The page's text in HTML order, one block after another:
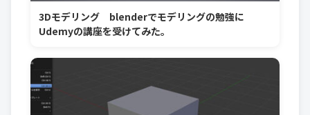
3Dモデリング blenderでモデリングの勉強に
Udemyの講座を受けてみた。